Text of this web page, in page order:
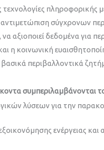
τεχνολογίες
σύγχρονων
αξιοποιεί δεδομένα για
η κοινωνική
περιβαλλοντικά
συμπεριλαμβάνονται
λύσεων για την
ενέργειας